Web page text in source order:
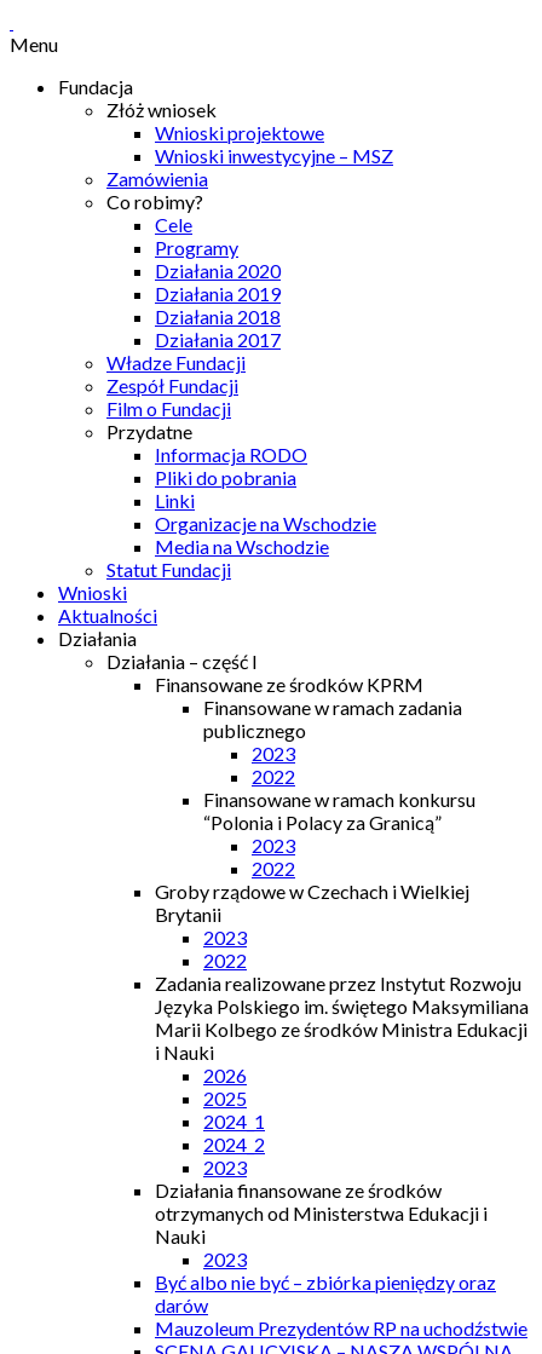
Menu
Fundacja
Złóż wniosek
Wnioski projektowe
Wnioski inwestycyjne – MSZ
Zamówienia
Co robimy?
Cele
Programy
Działania 2020
Działania 2019
Działania 2018
Działania 2017
Władze Fundacji
Zespół Fundacji
Film o Fundacji
Przydatne
Informacja RODO
Pliki do pobrania
Linki
Organizacje na Wschodzie
Media na Wschodzie
Statut Fundacji
Wnioski
Aktualności
Działania
Działania – część I
Finansowane ze środków KPRM
Finansowane w ramach zadania
publicznego
2023
2022
Finansowane w ramach konkursu
“Polonia i Polacy za Granicą”
2023
2022
Groby rządowe w Czechach i Wielkiej
Brytanii
2023
2022
Zadania realizowane przez Instytut Rozwoju
Języka Polskiego im. świętego Maksymiliana
Marii Kolbego ze środków Ministra Edukacji
i Nauki
2026
2025
2024_1
2024_2
2023
Działania finansowane ze środków
otrzymanych od Ministerstwa Edukacji i
Nauki
2023
Być albo nie być – zbiórka pieniędzy oraz
darów
Mauzoleum Prezydentów RP na uchodźstwie